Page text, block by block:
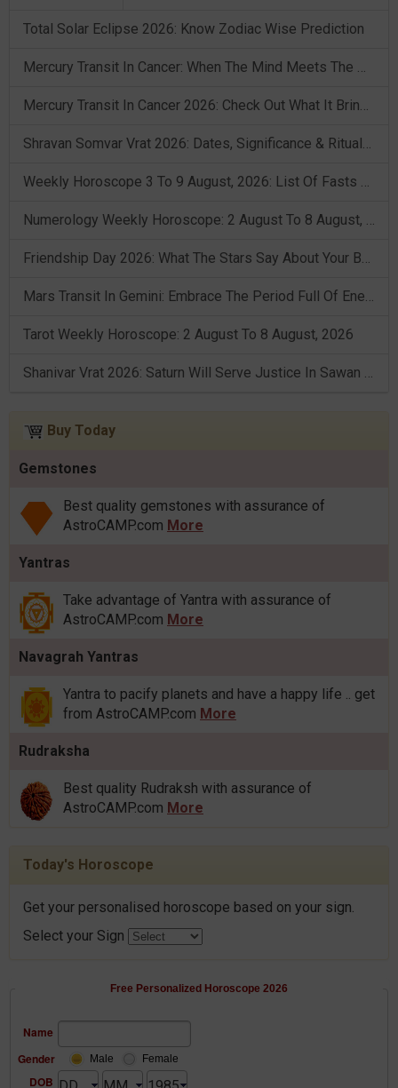
Total Solar Eclipse 2026: Know Zodiac Wise Prediction
Mercury Transit In Cancer: When The Mind Meets The Heart!
Mercury Transit In Cancer 2026: Check Out What It Brings For You
Shravan Somvar Vrat 2026: Dates, Significance & Rituals In August
Weekly Horoscope 3 To 9 August, 2026: List Of Fasts & Festivals
Numerology Weekly Horoscope: 2 August To 8 August, 2026
Friendship Day 2026: What The Stars Say About Your Best Friend!
Mars Transit In Gemini: Embrace The Period Full Of Energy & Intelligence
Tarot Weekly Horoscope: 2 August To 8 August, 2026
Shanivar Vrat 2026: Saturn Will Serve Justice In Sawan Month!
Buy Today
Gemstones
Best quality gemstones with assurance of
AstroCAMP.com More
Yantras
Take advantage of Yantra with assurance of
AstroCAMP.com More
Navagrah Yantras
Yantra to pacify planets and have a happy life .. get
from AstroCAMP.com More
Rudraksha
Best quality Rudraksh with assurance of
AstroCAMP.com More
Today's Horoscope
Get your personalised horoscope based on your sign.
Select your Sign
Free Personalized Horoscope 2026
Name
Gender
Male Female
DOB